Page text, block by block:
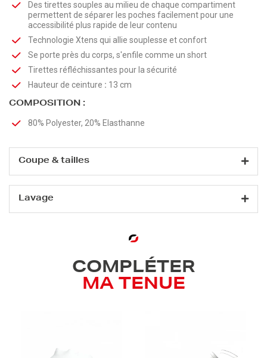
Des tirettes souples au milieu de chaque compartiment
permettent de séparer les poches facilement pour une
accessibilité plus rapide de leur contenu
Technologie Xtens qui allie souplesse et confort
Se porte près du corps, s'enfile comme un short
Tirettes réfléchissantes pour la sécurité
Hauteur de ceinture : 13 cm
COMPOSITION :
80% Polyester, 20% Elasthanne
Coupe & tailles
Lavage
COMPLÉTER
MA TENUE